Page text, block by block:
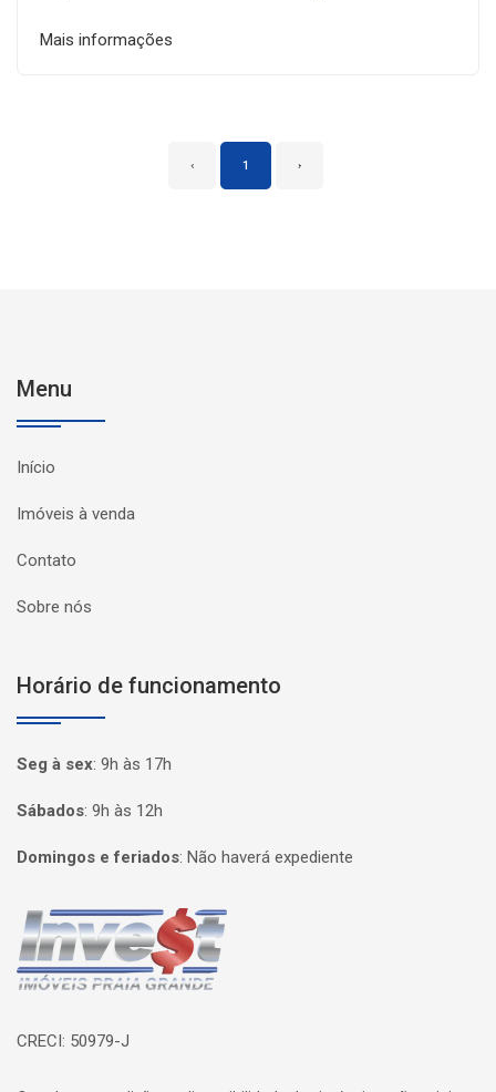
Mais informações
‹ 1 ›
Menu
Início
Imóveis à venda
Contato
Sobre nós
Horário de funcionamento
Seg à sex: 9h às 17h
Sábados: 9h às 12h
Domingos e feriados: Não haverá expediente
Página inicial
CRECI: 50979-J